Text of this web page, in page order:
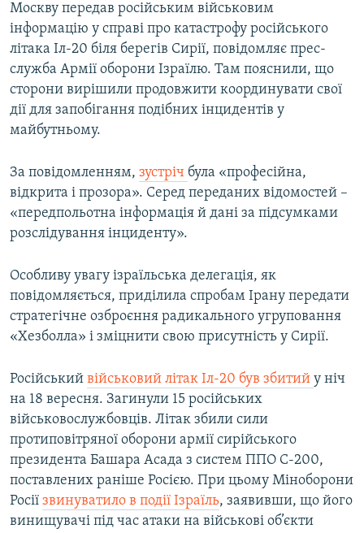
Москву передав російським військовим
інформацію у справі про катастрофу російського
літака Іл-20 біля берегів Сирії, повідомляє прес-
служба Армії оборони Ізраїлю. Там пояснили, що
сторони вирішили продовжити координувати свої
дії для запобігання подібних інцидентів у
майбутньому.
За повідомленням, зустріч була «професійна,
відкрита і прозора». Серед переданих відомостей –
«передпольотна інформація й дані за підсумками
розслідування інциденту».
Особливу увагу ізраїльська делегація, як
повідомляється, приділила спробам Ірану передати
стратегічне озброєння радикального угруповання
«Хезболла» і зміцнити свою присутність у Сирії.
Російський військовий літак Іл-20 був збитий у ніч
на 18 вересня. Загинули 15 російських
військовослужбовців. Літак збили сили
протиповітряної оборони армії сирійського
президента Башара Асада з систем ППО С-200,
поставлених раніше Росією. При цьому Міноборони
Росії звинуватило в події Ізраїль, заявивши, що його
винищувачі під час атаки на військові об’єкти